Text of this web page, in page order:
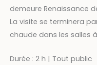
demeure Renaissance
La visite se terminera
chaude dans les salles
Durée : 2 h | Tout public